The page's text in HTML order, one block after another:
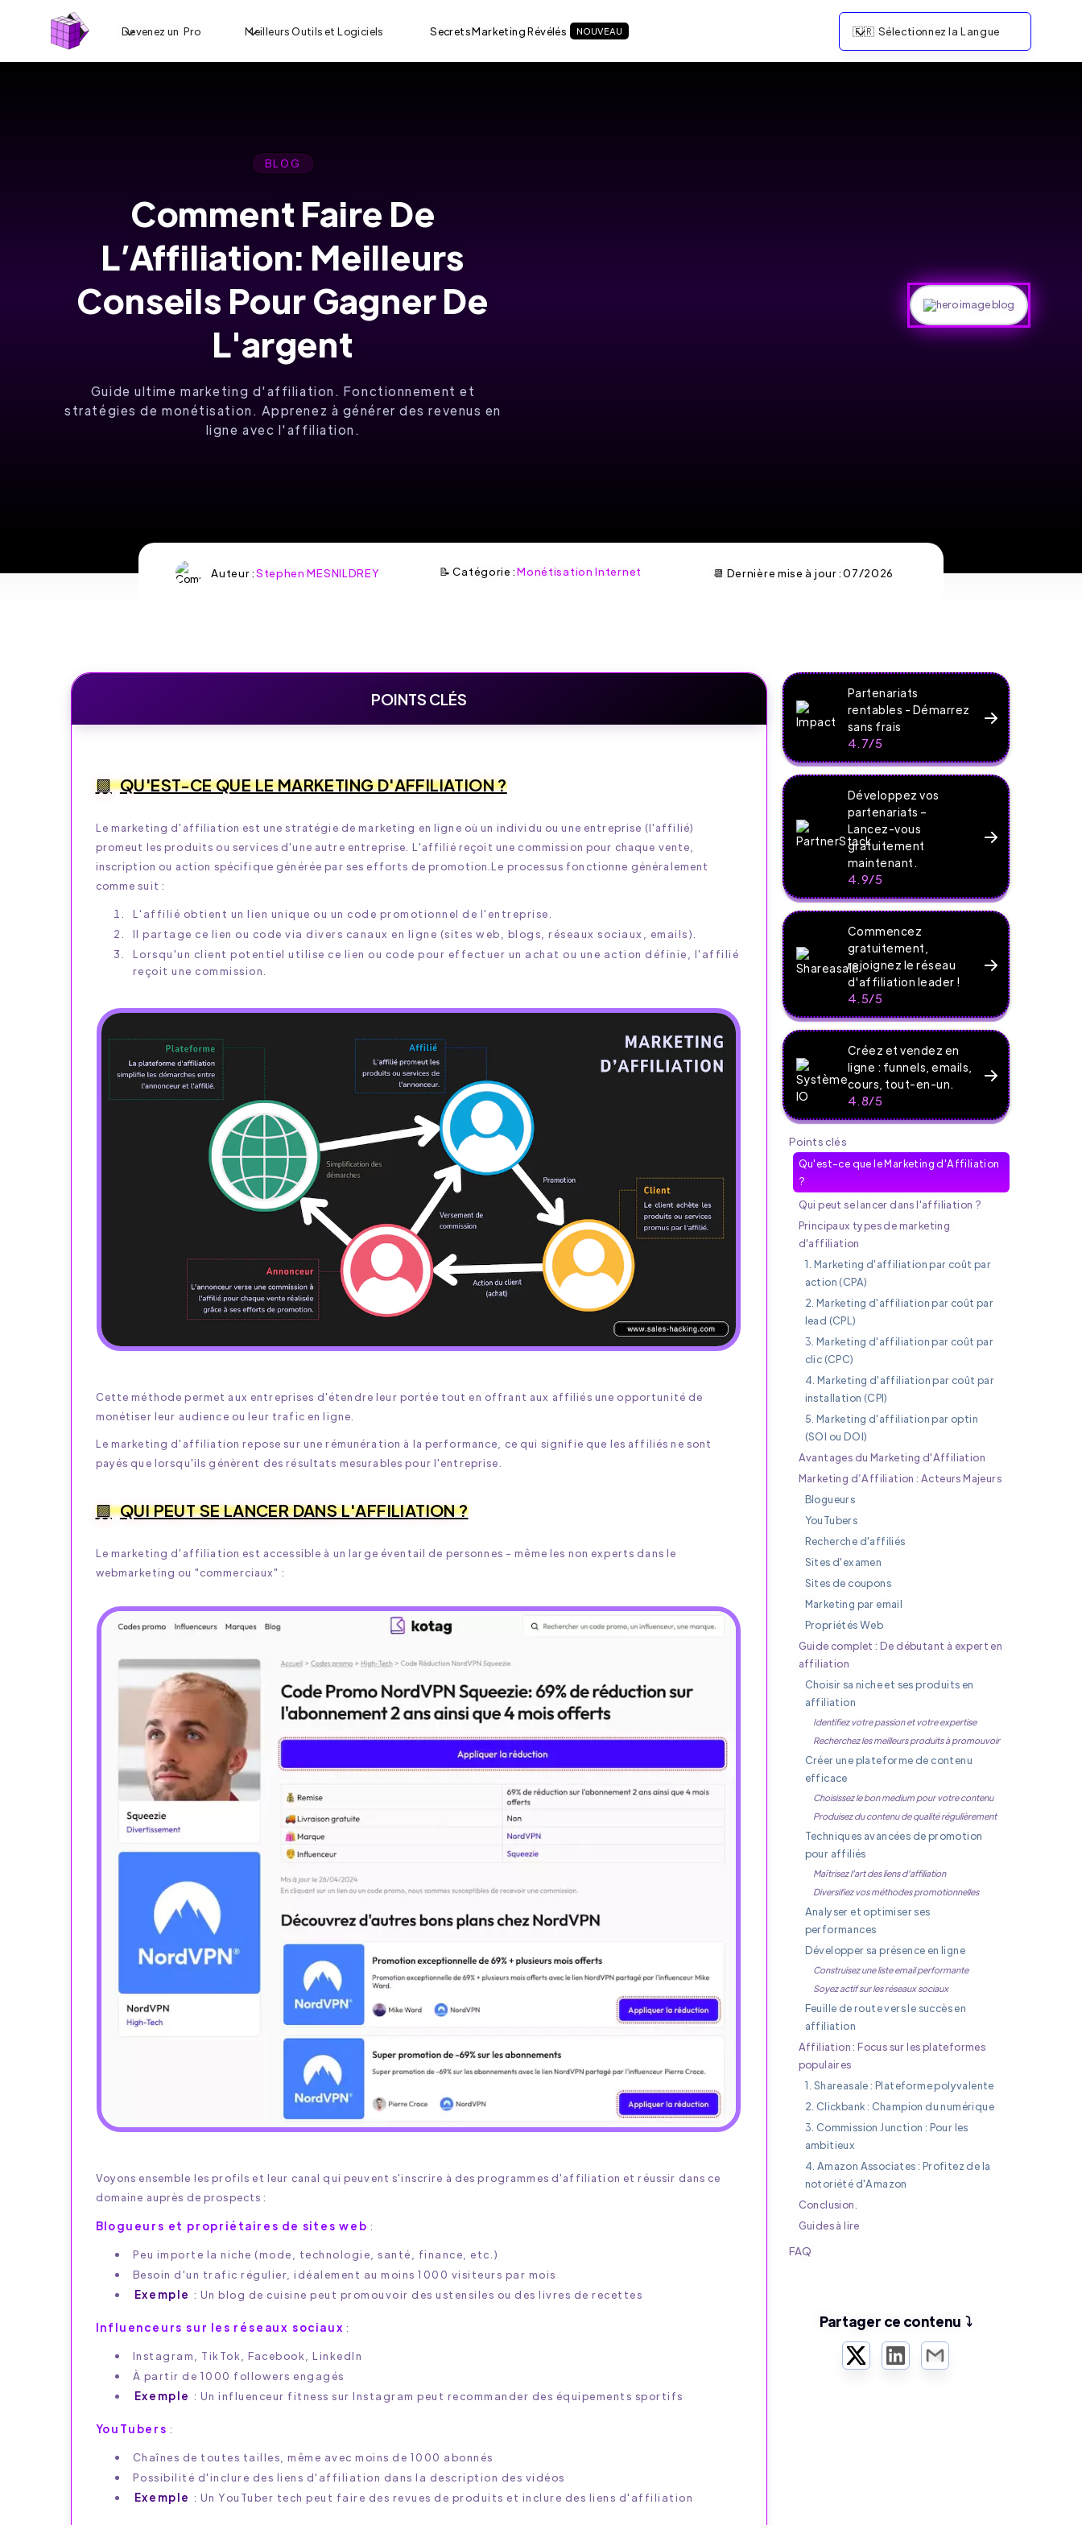
IMPACT.COM:
L'ALLIÉ DE
VOTRE
CROISSANCE
Partenariats rentables -
Démarrez sans frais
PARTENARIATS
RENTABLES -
DÉMARREZ SANS
FRAIS
Devenez un Pro Meilleurs Outils et Logiciels Secrets Marketing Révélés NOUVEAU 🇫🇷 Sélectionnez la Langue
BLOG
Comment Faire De
L’Affiliation: Meilleurs
Conseils Pour Gagner De
L'argent
Guide ultime marketing d'affiliation. Fonctionnement et
stratégies de monétisation. Apprenez à générer des revenus en
ligne avec l'affiliation.
Auteur :Stephen MESNILDREY 📝 Catégorie :Monétisation Internet 📆 Dernière mise à jour :07/2026
POINTS CLÉS
QU'EST-CE QUE LE MARKETING D'AFFILIATION ?
Le marketing d'affiliation est une stratégie de marketing en ligne où un individu ou une entreprise (l'affilié)
promeut les produits ou services d'une autre entreprise. L'affilié reçoit une commission pour chaque vente,
inscription ou action spécifique générée par ses efforts de promotion.Le processus fonctionne généralement
comme suit :
L'affilié obtient un lien unique ou un code promotionnel de l'entreprise.
Il partage ce lien ou code via divers canaux en ligne (sites web, blogs, réseaux sociaux, emails).
Lorsqu'un client potentiel utilise ce lien ou code pour effectuer un achat ou une action définie, l'affilié
reçoit une commission.
Cette méthode permet aux entreprises d'étendre leur portée tout en offrant aux affiliés une opportunité de
monétiser leur audience ou leur trafic en ligne.
Le marketing d'affiliation repose sur une rémunération à la performance, ce qui signifie que les affiliés ne sont
payés que lorsqu'ils génèrent des résultats mesurables pour l'entreprise.
QUI PEUT SE LANCER DANS L'AFFILIATION ?
Le marketing d'affiliation est accessible à un large éventail de personnes - même les non experts dans le
webmarketing ou "commerciaux" :
Voyons ensemble les profils et leur canal qui peuvent s'inscrire à des programmes d'affiliation et réussir dans ce
domaine auprès de prospects :
Blogueurs et propriétaires de sites web :
Peu importe la niche (mode, technologie, santé, finance, etc.)
Besoin d'un trafic régulier, idéalement au moins 1000 visiteurs par mois
Exemple : Un blog de cuisine peut promouvoir des ustensiles ou des livres de recettes
Influenceurs sur les réseaux sociaux :
Instagram, TikTok, Facebook, LinkedIn
À partir de 1000 followers engagés
Exemple : Un influenceur fitness sur Instagram peut recommander des équipements sportifs
YouTubers :
Chaînes de toutes tailles, même avec moins de 1000 abonnés
Possibilité d'inclure des liens d'affiliation dans la description des vidéos
Exemple : Un YouTuber tech peut faire des revues de produits et inclure des liens d'affiliation
Partenariats
rentables - Démarrez
sans frais
4.7/5
Développez vos
partenariats –
Lancez-vous
gratuitement
maintenant.
4.9/5
Commencez
gratuitement,
rejoignez le réseau
d'affiliation leader !
4.5/5
Créez et vendez en
ligne : funnels, emails,
cours, tout-en-un.
4.8/5
Points clés
Qu'est-ce que le Marketing d'Affiliation
?
Qui peut se lancer dans l'affiliation ?
Principaux types de marketing
d'affiliation
1. Marketing d'affiliation par coût par
action (CPA)
2. Marketing d'affiliation par coût par
lead (CPL)
3. Marketing d'affiliation par coût par
clic (CPC)
4. Marketing d'affiliation par coût par
installation (CPI)
5. Marketing d'affiliation par optin
(SOI ou DOI)
Avantages du Marketing d'Affiliation
Marketing d’Affiliation : Acteurs Majeurs
Blogueurs
YouTubers
Recherche d'affiliés
Sites d'examen
Sites de coupons
Marketing par email
Propriétés Web
Guide complet : De débutant à expert en
affiliation
Choisir sa niche et ses produits en
affiliation
Identifiez votre passion et votre expertise
Recherchez les meilleurs produits à promouvoir
Créer une plateforme de contenu
efficace
Choisissez le bon medium pour votre contenu
Produisez du contenu de qualité régulièrement
Techniques avancées de promotion
pour affiliés
Maîtrisez l'art des liens d'affiliation
Diversifiez vos méthodes promotionnelles
Analyser et optimiser ses
performances
Développer sa présence en ligne
Construisez une liste email performante
Soyez actif sur les réseaux sociaux
Feuille de route vers le succès en
affiliation
Affiliation : Focus sur les plateformes
populaires
1. Shareasale : Plateforme polyvalente
2. Clickbank : Champion du numérique
3. Commission Junction : Pour les
ambitieux
4. Amazon Associates : Profitez de la
notoriété d'Amazon
Conclusion.
Guides à lire
FAQ
Partager ce contenu ⤵️
TwitterLinkedInEmail